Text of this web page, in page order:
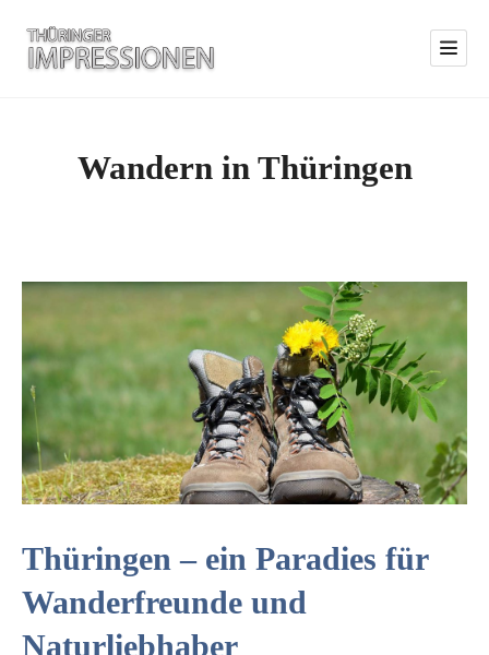
Wandern in Thüringen
Thüringen – ein Paradies für
Wanderfreunde und
Naturliebhaber